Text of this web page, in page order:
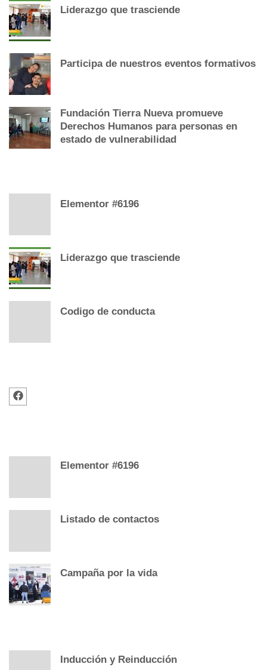
Liderazgo que trasciende
Participa de nuestros eventos formativos
Fundación Tierra Nueva promueve
Derechos Humanos para personas en
estado de vulnerabilidad
Elementor #6196
Liderazgo que trasciende
Codigo de conducta
Elementor #6196
Listado de contactos
Campaña por la vida
Inducción y Reinducción